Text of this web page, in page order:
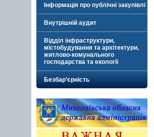
Інформація про публічні закупівлі
Внутрішній аудит
Відділ інфраструктури,
містобудування та архітектури,
житлово-комунального
господарства та екології
Безбар’єрність